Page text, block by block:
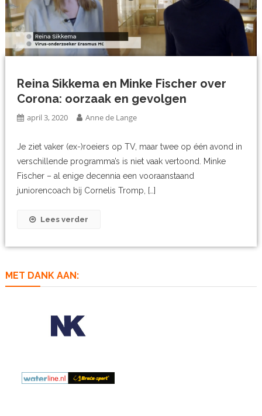
Reina Sikkema en Minke Fischer over
Corona: oorzaak en gevolgen
april 3, 2020 Anne de Lange
Je ziet vaker (ex-)roeiers op TV, maar twee op één avond in
verschillende programma’s is niet vaak vertoond. Minke
Fischer – al enige decennia een vooraanstaand
juniorencoach bij Cornelis Tromp, […]
Lees verder
MET DANK AAN: